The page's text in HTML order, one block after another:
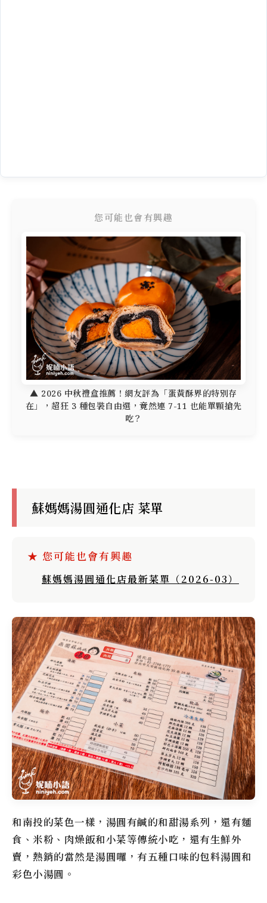
您可能也會有興趣
▲ 2026 中秋禮盒推薦！網友評為「蛋黃酥界的特別存
在」，超狂 3 種包裝自由選，竟然連 7-11 也能單顆搶先
吃？
蘇媽媽湯圓通化店 菜單
蘇媽媽湯圓通化店最新菜單（2026-03）
和南投的菜色一樣，湯圓有鹹的和甜湯系列，還有麵
食、米粉、肉燥飯和小菜等傳統小吃，還有生鮮外
賣，熱銷的當然是湯圓囉，有五種口味的包料湯圓和
彩色小湯圓。